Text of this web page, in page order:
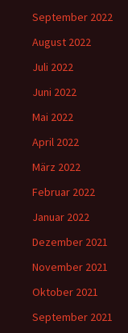
September 2022
August 2022
Juli 2022
Juni 2022
Mai 2022
April 2022
März 2022
Februar 2022
Januar 2022
Dezember 2021
November 2021
Oktober 2021
September 2021